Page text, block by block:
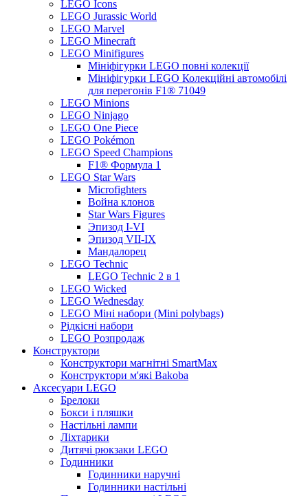
LEGO Icons
LEGO Jurassic World
LEGO Marvel
LEGO Minecraft
LEGO Minifigures
Мініфігурки LEGO повні колекції
Мініфігурки LEGO Колекційні автомобілі
для перегонів F1® 71049
LEGO Minions
LEGO Ninjago
LEGO One Piece
LEGO Pokémon
LEGO Speed Champions
F1® Формула 1
LEGO Star Wars
Microfighters
Война клонов
Star Wars Figures
Эпизод I-VI
Эпизод VII-IX
Мандалорец
LEGO Technic
LEGO Technic 2 в 1
LEGO Wicked
LEGO Wednesday
LEGO Міні набори (Mini polybags)
Рідкісні набори
LEGO Розпродаж
Конструктори
Конструктори магнітні SmartMax
Конструктори м'які Bakoba
Аксесуари LEGO
Брелоки
Бокси і пляшки
Настільні лампи
Ліхтарики
Дитячі рюкзаки LEGO
Годинники
Годинники наручні
Годинники настільні